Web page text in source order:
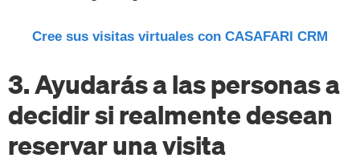
Cree sus visitas virtuales con CASAFARI CRM
3. Ayudarás a las personas a
decidir si realmente desean
reservar una visita